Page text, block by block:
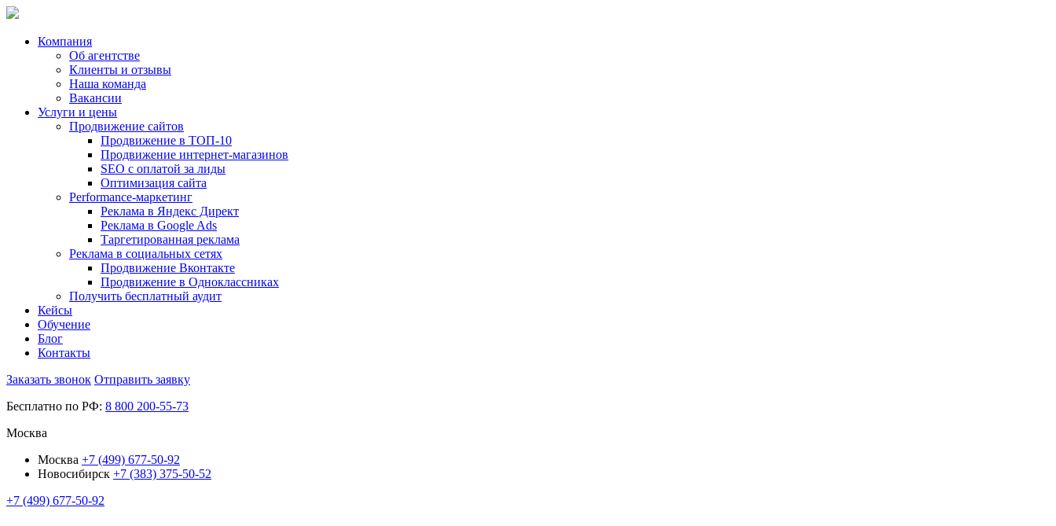
Компания
Об агентстве
Клиенты и отзывы
Наша команда
Вакансии
Услуги и цены
Продвижение сайтов
Продвижение в ТОП-10
Продвижение интернет-магазинов
SEO с оплатой за лиды
Оптимизация сайта
Performance-маркетинг
Реклама в Яндекс Директ
Реклама в Google Ads
Таргетированная реклама
Реклама в социальных сетях
Продвижение Вконтакте
Продвижение в Одноклассниках
Получить бесплатный аудит
Кейсы
Обучение
Блог
Контакты
Заказать звонок Отправить заявку
Бесплатно по РФ: 8 800 200-55-73
Москва
Москва +7 (499) 677-50-92
Новосибирск +7 (383) 375-50-52
+7 (499) 677-50-92